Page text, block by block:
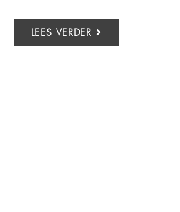
LEES VERDER